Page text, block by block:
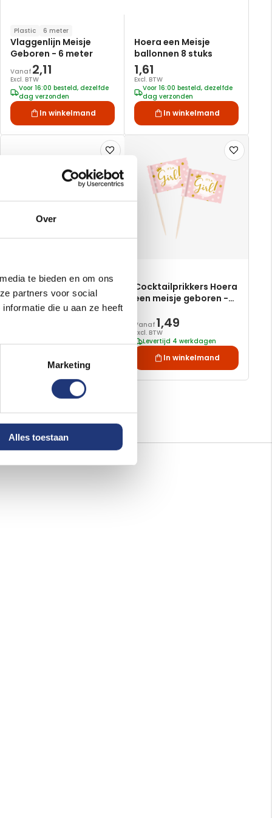
Over
te bieden en om ons
partners voor social
die u aan ze heeft
Marketing
Alles toestaan
Plastic 6 meter
Vlaggenlijn Meisje
Geboren - 6 meter
Vanaf 2,11
Excl. BTW
Voor 16:00 besteld, dezelfde
dag verzonden
In winkelmand
Hoera een Meisje
ballonnen 8 stuks
1,61
Excl. BTW
Voor 16:00 besteld, dezelfde
dag verzonden
In winkelmand
Voeg
toe
aan
verlanglijst
15 meter
afzetlint - 15 meter
1,82
Voeg
toe
verlanglijst
Cocktailprikkers Hoera
een meisje geboren -
Vanaf 1,49
Excl. BTW
Levertijd 4 werkdagen
In winkelmand